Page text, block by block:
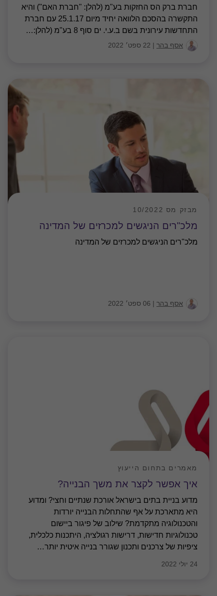
חברת ברק הס החזקות בע"מ (להלן: "חברת האם") והיא
התקשרה בהסכם הלוואה יחיד מיום 25.1.17 עם חברת
התחדשות עירונית בשם ב.ע.י. ים סוף 8 בע"מ (להלן:
…
אסף בהר | 22 ספט׳ 2022
מלכ"רים הניגשים למכרזים של המדינה
מבזק מס 10/2022
מלכ"רים הניגשים למכרזים של המדינה
אסף בהר | 06 ספט׳ 2022
איך אפשר לקצר את משך הבנייה?
מאמרים בתחום הייעוץ
מדוע בניית בתים בישראל אורכת שנתיים וחצי? ומדוע
היא מתארכת על אף שהתחלות הבנייה יורדות
והטכנולוגיה מתקדמת? שילוב של פיגור ביישום
טכנולוגיות חדישות, דרישות רגולציה, היתכנות כלכלית,
ציפיות של צרכנים ותכנון שגורר בנייה איטית יותר…
24 יולי 2022